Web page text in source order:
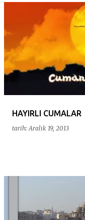
HAYIRLI CUMALAR
tarih:Aralık 19, 2013